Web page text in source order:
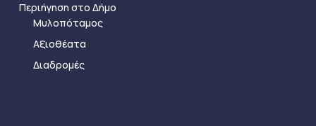
Περιήγηση στο Δήμο
Μυλοπόταμος
Αξιοθέατα
Διαδρομές